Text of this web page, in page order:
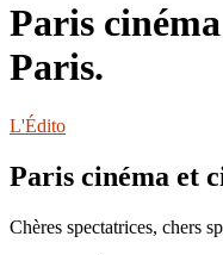
Paris
Paris.
L'Édito
Paris cinéma et
Chères spectatrices, chers